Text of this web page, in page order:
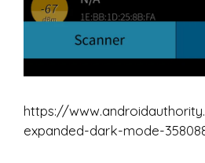
https://
expanded-dark-mode-